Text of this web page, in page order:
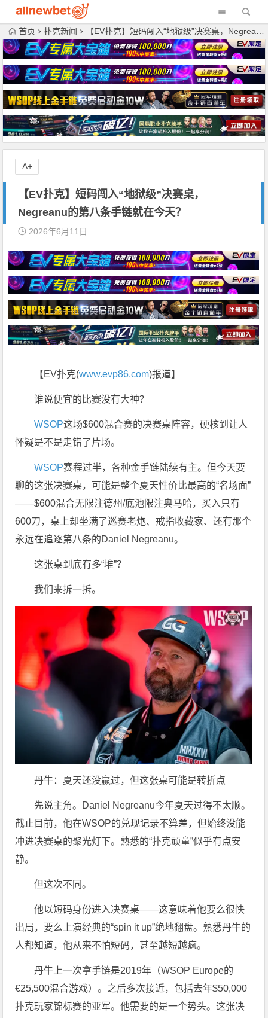
首页 扑克新闻 【EV扑克】短码闯入“地狱级”决赛桌，Negreanu的第八条手链就在今天？
【EV扑克】短码闯入“地狱级”决赛桌，
Negreanu的第八条手链就在今天？
2026年6月11日
【EV扑克(www.evp86.com)报道】
谁说便宜的比赛没有大神？
WSOP这场$600混合赛的决赛桌阵容，硬核到让人
怀疑是不是走错了片场。
WSOP赛程过半，各种金手链陆续有主。但今天要
聊的这张决赛桌，可能是整个夏天性价比最高的“名场面”
——$600混合无限注德州/底池限注奥马哈，买入只有
600刀，桌上却坐满了巡赛老炮、戒指收藏家、还有那个
永远在追逐第八条的Daniel Negreanu。
这张桌到底有多“堆”？
我们来拆一拆。
丹牛：夏天还没赢过，但这张桌可能是转折点
先说主角。Daniel Negreanu今年夏天过得不太顺。
截止目前，他在WSOP的兑现记录不算差，但始终没能
冲进决赛桌的聚光灯下。熟悉的“扑克顽童”似乎有点安
静。
但这次不同。
他以短码身份进入决赛桌——这意味着他要么很快
出局，要么上演经典的“spin it up”绝地翻盘。熟悉丹牛的
人都知道，他从来不怕短码，甚至越短越疯。
丹牛上一次拿手链是2019年（WSOP Europe的
€25,500混合游戏）。之后多次接近，包括去年$50,000
扑克玩家锦标赛的亚军。他需要的是一个势头。这张决
A+